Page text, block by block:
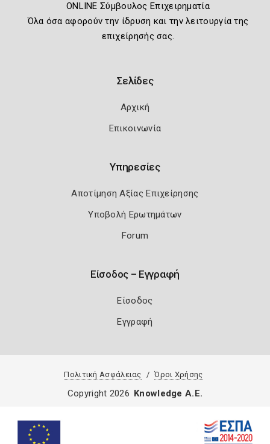
ONLINE Σύμβουλος Επιχειρηματία
Όλα όσα αφορούν την ίδρυση και την λειτουργία της
επιχείρησής σας.
Σελίδες
Αρχική
Επικοινωνία
Υπηρεσίες
Αποτίμηση Αξίας Επιχείρησης
Υποβολή Ερωτημάτων
Forum
Είσοδος – Εγγραφή
Είσοδος
Εγγραφή
Πολιτική Ασφάλειας Όροι Χρήσης
Copyright 2026 Knowledge A.E.